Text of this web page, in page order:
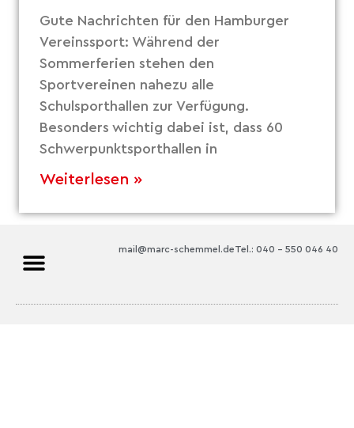
Gute Nachrichten für den Hamburger
Vereinssport: Während der
Sommerferien stehen den
Sportvereinen nahezu alle
Schulsporthallen zur Verfügung.
Besonders wichtig dabei ist, dass 60
Schwerpunktsporthallen in
Weiterlesen »
Tel.: 040 – 550 046 40
mail@marc-schemmel.de